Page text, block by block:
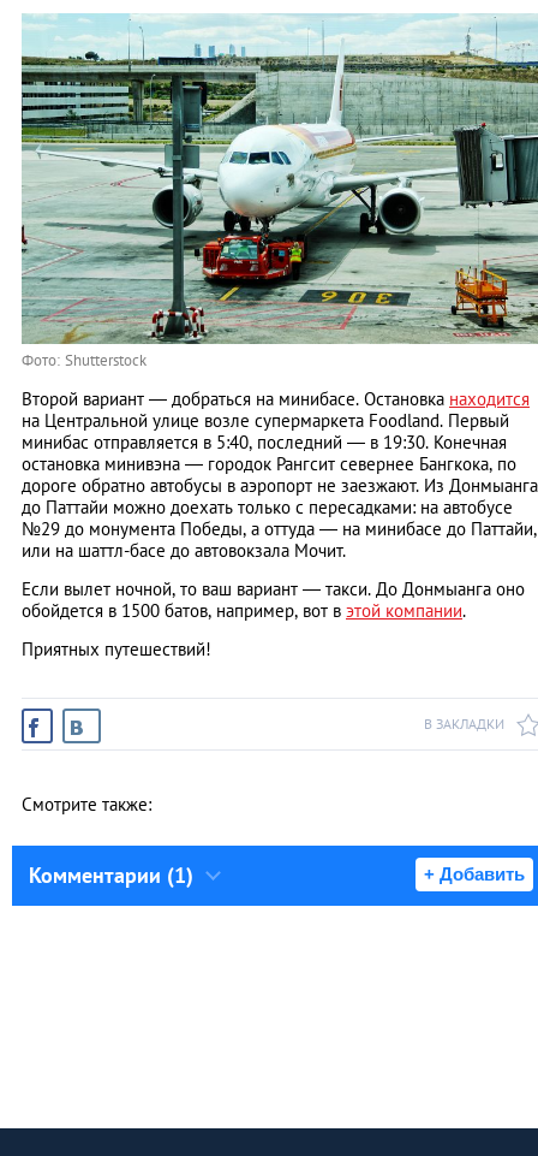
Фото: Shutterstock
Второй вариант — добраться на минибасе. Остановка находится
на Центральной улице возле супермаркета Foodland. Первый
минибас отправляется в 5:40, последний — в 19:30. Конечная
остановка минивэна — городок Рангсит севернее Бангкока, по
дороге обратно автобусы в аэропорт не заезжают. Из Донмыанга
до Паттайи можно доехать только с пересадками: на автобусе
№29 до монумента Победы, а оттуда — на минибасе до Паттайи,
или на шаттл-басе до автовокзала Мочит.
Если вылет ночной, то ваш вариант — такси. До Донмыанга оно
обойдется в 1500 батов, например, вот в этой компании.
Приятных путешествий!
В ЗАКЛАДКИ
Смотрите также:
Комментарии (1) + Добавить